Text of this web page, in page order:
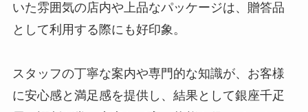
いた雰囲気の店内や上品なパッケージは、贈答品
として利用する際にも好印象。
スタッフの丁寧な案内や専門的な知識が、お客様
に安心感と満足感を提供し、結果として銀座千疋